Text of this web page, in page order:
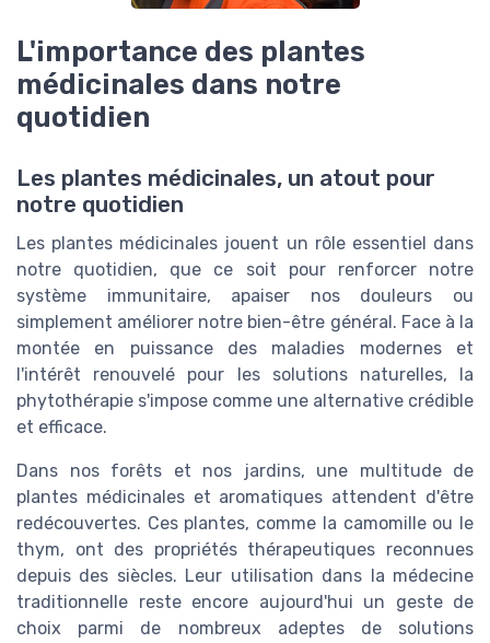
L'importance des plantes
médicinales dans notre
quotidien
Les plantes médicinales, un atout pour
notre quotidien
Les plantes médicinales jouent un rôle essentiel dans
notre quotidien, que ce soit pour renforcer notre
système immunitaire, apaiser nos douleurs ou
simplement améliorer notre bien-être général. Face à la
montée en puissance des maladies modernes et
l'intérêt renouvelé pour les solutions naturelles, la
phytothérapie s'impose comme une alternative crédible
et efficace.
Dans nos forêts et nos jardins, une multitude de
plantes médicinales et aromatiques attendent d'être
redécouvertes. Ces plantes, comme la camomille ou le
thym, ont des propriétés thérapeutiques reconnues
depuis des siècles. Leur utilisation dans la médecine
traditionnelle reste encore aujourd'hui un geste de
choix parmi de nombreux adeptes de solutions